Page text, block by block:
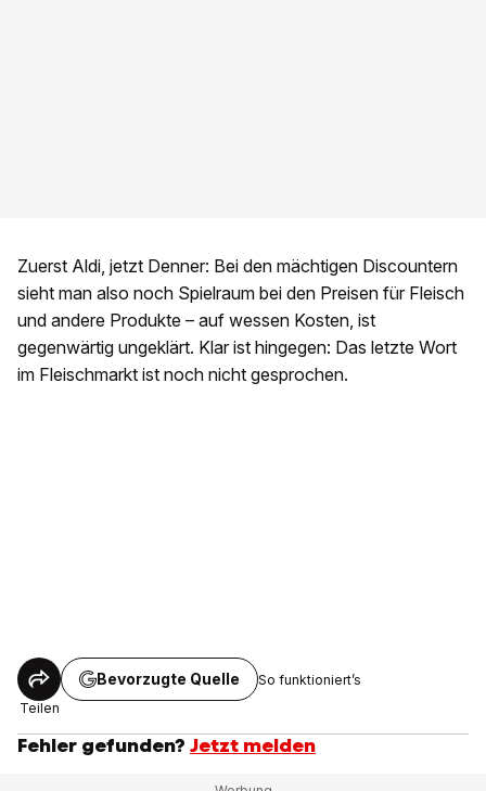
Zuerst Aldi, jetzt Denner: Bei den mächtigen Discountern
sieht man also noch Spielraum bei den Preisen für Fleisch
und andere Produkte – auf wessen Kosten, ist
gegenwärtig ungeklärt. Klar ist hingegen: Das letzte Wort
im Fleischmarkt ist noch nicht gesprochen.
Teilen
Bevorzugte Quelle So funktioniert’s
Fehler gefunden? Jetzt melden